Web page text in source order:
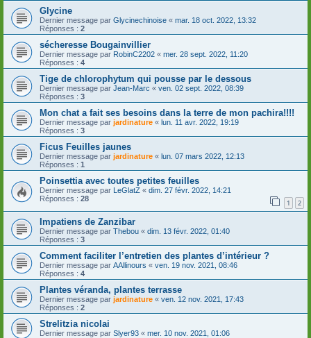
Glycine
Dernier message par Glycinechinoise « mar. 18 oct. 2022, 13:32
Réponses : 2
sécheresse Bougainvillier
Dernier message par RobinC2202 « mer. 28 sept. 2022, 11:20
Réponses : 4
Tige de chlorophytum qui pousse par le dessous
Dernier message par Jean-Marc « ven. 02 sept. 2022, 08:39
Réponses : 3
Mon chat a fait ses besoins dans la terre de mon pachira!!!!
Dernier message par jardinature « lun. 11 avr. 2022, 19:19
Réponses : 3
Ficus Feuilles jaunes
Dernier message par jardinature « lun. 07 mars 2022, 12:13
Réponses : 1
Poinsettia avec toutes petites feuilles
Dernier message par LeGlatZ « dim. 27 févr. 2022, 14:21
Réponses : 28 1 2
Impatiens de Zanzibar
Dernier message par Thebou « dim. 13 févr. 2022, 01:40
Réponses : 3
Comment faciliter l’entretien des plantes d’intérieur ?
Dernier message par AAllinours « ven. 19 nov. 2021, 08:46
Réponses : 4
Plantes véranda, plantes terrasse
Dernier message par jardinature « ven. 12 nov. 2021, 17:43
Réponses : 2
Strelitzia nicolai
Dernier message par Slyer93 « mer. 10 nov. 2021, 01:06